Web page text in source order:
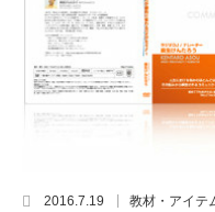
2016.7.19 教材・アイテ